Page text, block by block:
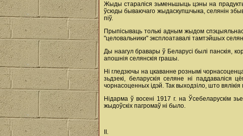
Жыды стараліся зьменьшыць цэны на
ўсюды бываючаго жыдаскупшчыка, селянін
піў.
Прыпісываць толькі адным жыдом
"целовальники" эксплоатавалі тамтэйшых
Ды наагул бравары ў Беларусі былі панскія,
апошнія селянскія грашы.
Ні гледзючы на цкаванне рознымі
зьдзекі, беларускія селяне ні паддаваліся
чорнасоценных ідэй. Так выходзіло, што
Нідарма ў восені 1917 г. на Ўсебеларускім
жыдоўскіх пагромаў ні было.
II.